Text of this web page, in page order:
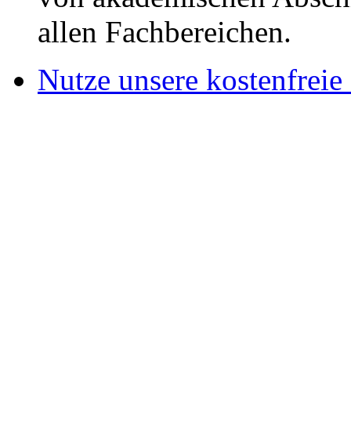
allen Fachbereichen.
Nutze unsere